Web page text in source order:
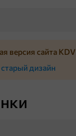
версия сайта KDV
дизайн